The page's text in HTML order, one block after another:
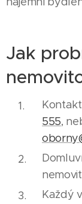
Jak
555,
Každý